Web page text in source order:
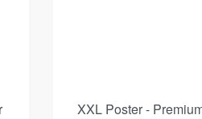
XXL Poster -